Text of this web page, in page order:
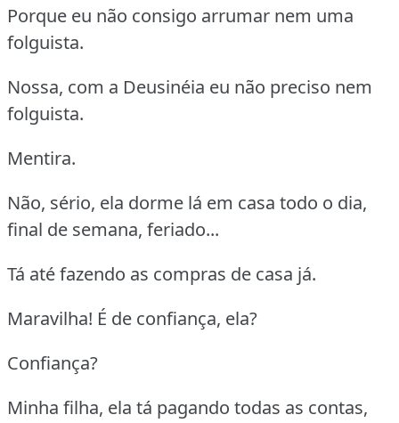
Porque eu não consigo arrumar nem uma
folguista.
Nossa, com a Deusinéia eu não preciso nem
folguista.
Mentira.
Não, sério, ela dorme lá em casa todo o dia,
final de semana, feriado...
Tá até fazendo as compras de casa já.
Maravilha! É de confiança, ela?
Confiança?
Minha filha, ela tá pagando todas as contas,